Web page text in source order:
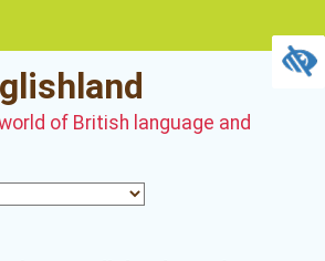
of British language and